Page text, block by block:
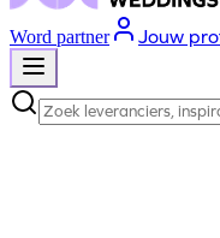
Word partner Jouw